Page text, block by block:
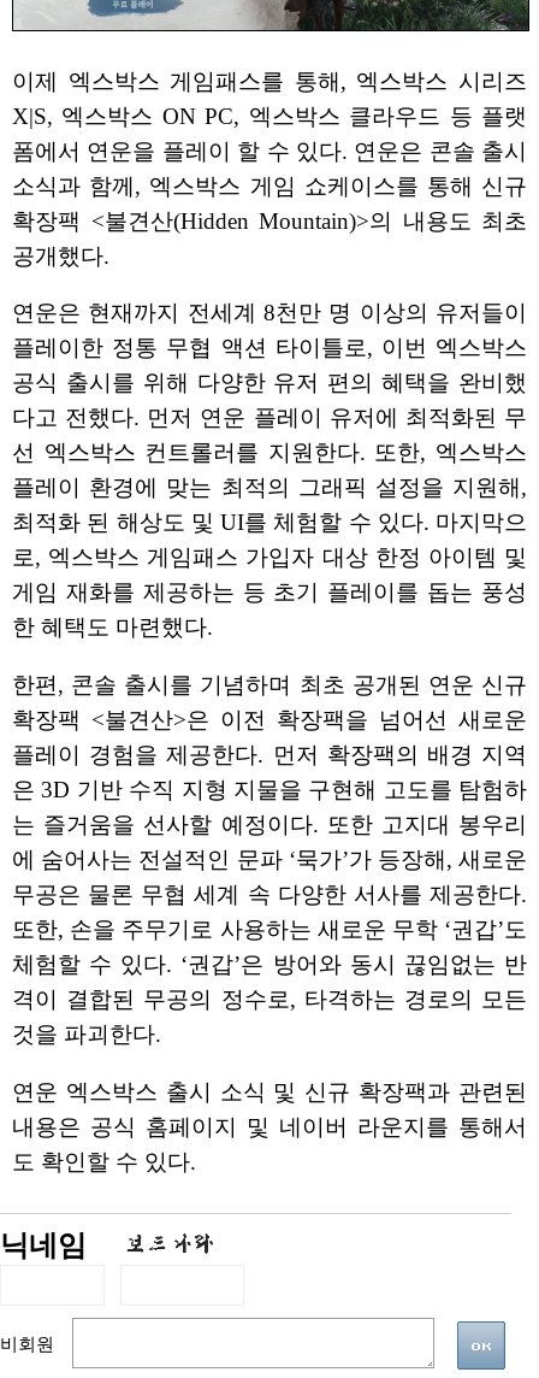
이제 엑스박스 게임패스를 통해, 엑스박스 시리즈
X|S, 엑스박스 ON PC, 엑스박스 클라우드 등 플랫
폼에서 연운을 플레이 할 수 있다. 연운은 콘솔 출시
소식과 함께, 엑스박스 게임 쇼케이스를 통해 신규
확장팩 <불견산(Hidden Mountain)>의 내용도 최초
공개했다.
연운은 현재까지 전세계 8천만 명 이상의 유저들이
플레이한 정통 무협 액션 타이틀로, 이번 엑스박스
공식 출시를 위해 다양한 유저 편의 혜택을 완비했
다고 전했다. 먼저 연운 플레이 유저에 최적화된 무
선 엑스박스 컨트롤러를 지원한다. 또한, 엑스박스
플레이 환경에 맞는 최적의 그래픽 설정을 지원해,
최적화 된 해상도 및 UI를 체험할 수 있다. 마지막으
로, 엑스박스 게임패스 가입자 대상 한정 아이템 및
게임 재화를 제공하는 등 초기 플레이를 돕는 풍성
한 혜택도 마련했다.
한편, 콘솔 출시를 기념하며 최초 공개된 연운 신규
확장팩 <불견산>은 이전 확장팩을 넘어선 새로운
플레이 경험을 제공한다. 먼저 확장팩의 배경 지역
은 3D 기반 수직 지형 지물을 구현해 고도를 탐험하
는 즐거움을 선사할 예정이다. 또한 고지대 봉우리
에 숨어사는 전설적인 문파 ‘묵가’가 등장해, 새로운
무공은 물론 무협 세계 속 다양한 서사를 제공한다.
또한, 손을 주무기로 사용하는 새로운 무학 ‘권갑’도
체험할 수 있다. ‘권갑’은 방어와 동시 끊임없는 반
격이 결합된 무공의 정수로, 타격하는 경로의 모든
것을 파괴한다.
연운 엑스박스 출시 소식 및 신규 확장팩과 관련된
내용은 공식 홈페이지 및 네이버 라운지를 통해서
도 확인할 수 있다.
닉네임
비회원